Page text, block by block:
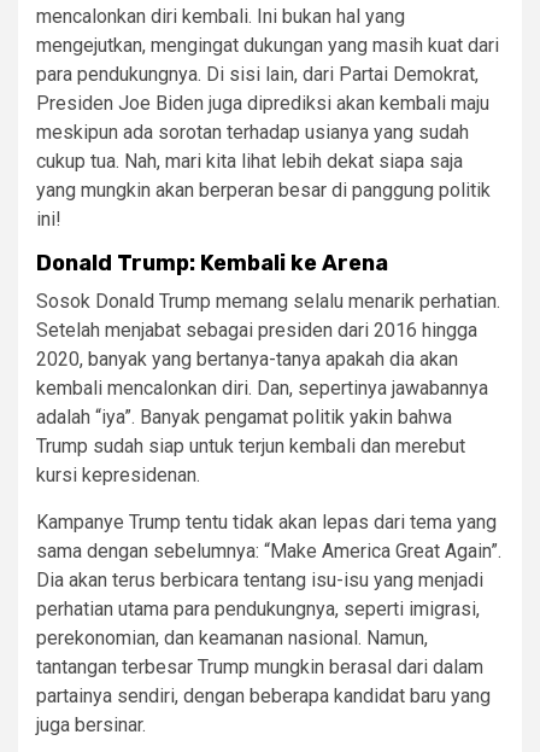
mencalonkan diri kembali. Ini bukan hal yang
mengejutkan, mengingat dukungan yang masih kuat dari
para pendukungnya. Di sisi lain, dari Partai Demokrat,
Presiden Joe Biden juga diprediksi akan kembali maju
meskipun ada sorotan terhadap usianya yang sudah
cukup tua. Nah, mari kita lihat lebih dekat siapa saja
yang mungkin akan berperan besar di panggung politik
ini!
Donald Trump: Kembali ke Arena
Sosok Donald Trump memang selalu menarik perhatian.
Setelah menjabat sebagai presiden dari 2016 hingga
2020, banyak yang bertanya-tanya apakah dia akan
kembali mencalonkan diri. Dan, sepertinya jawabannya
adalah “iya”. Banyak pengamat politik yakin bahwa
Trump sudah siap untuk terjun kembali dan merebut
kursi kepresidenan.
Kampanye Trump tentu tidak akan lepas dari tema yang
sama dengan sebelumnya: “Make America Great Again”.
Dia akan terus berbicara tentang isu-isu yang menjadi
perhatian utama para pendukungnya, seperti imigrasi,
perekonomian, dan keamanan nasional. Namun,
tantangan terbesar Trump mungkin berasal dari dalam
partainya sendiri, dengan beberapa kandidat baru yang
juga bersinar.